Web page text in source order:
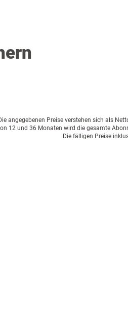
angegebenen Preise verstehen sich als
12 und 36 Monaten wird die gesamte
Die fälligen Preise